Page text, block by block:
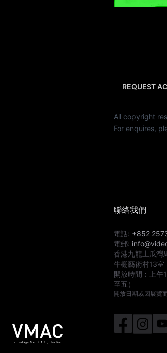
REQUEST
All copyright
For enquires,
聯絡我們
電話: +852
電郵:
香港九龍土瓜灣
牛棚藝術村13室
開放時間︰
上午
至五）
開放日期或因展覽